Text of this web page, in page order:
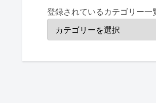
登録されているカテゴリー一